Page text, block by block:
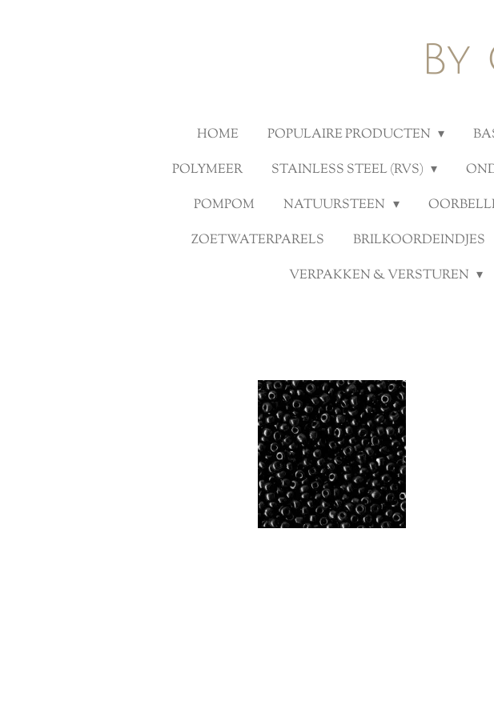
HOME POPULAIRE PRODUCTEN
POLYMEER
STAINLESS STEEL (RVS)
POMPOM
NATUURSTEEN
ZOETWATERPARELS
BRILKOORDEINDJES
VERPAKKEN & VERSTUREN